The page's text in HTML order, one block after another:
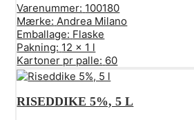
Varenummer: 100180
Mærke: Andrea Milano
Emballage: Flaske
Pakning: 12 x 1 l
Kartoner pr palle: 60
RISEDDIKE 5%, 5 L